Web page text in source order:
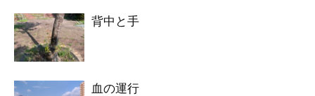
背中と手
血の運行